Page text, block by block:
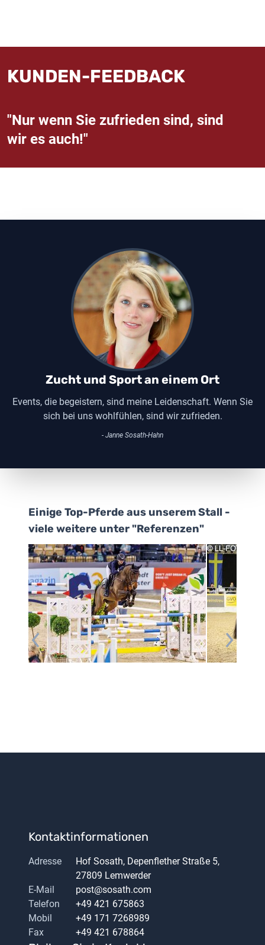
KUNDEN-FEEDBACK
"Nur wenn Sie zufrieden sind, sind
wir es auch!"
Zucht und Sport an einem Ort
Events, die begeistern, sind meine Leidenschaft. Wenn Sie
sich bei uns wohlfühlen, sind wir zufrieden.
- Janne Sosath-Hahn
Einige Top-Pferde aus unserem Stall -
viele weitere unter "Referenzen"
Kontaktinformationen
Adresse
Hof Sosath, Depenflether Straße 5,
27809 Lemwerder
E-Mail
post@sosath.com
Telefon
+49 421 675863
Mobil
+49 171 7268989
Fax
+49 421 678864